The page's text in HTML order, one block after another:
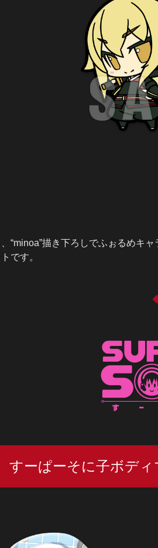
、“minoa”描き下ろしでふぉるめ
です。
すーぱーそに子ボデ